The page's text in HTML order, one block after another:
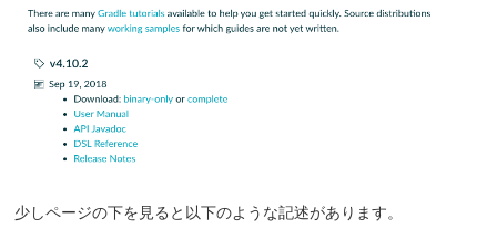
少しページの下を見ると以下のような記述があります。